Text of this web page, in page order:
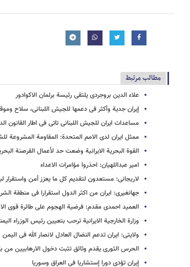
مطالب مرتبط
علاء الدین بروجردی یلتقی رئیسة برلمان الاکوادور
إیران جدیة وأکثر فی دعمها للجیش اللبنانی، سلاح
مساعدات ایران للجیش اللبنانی تاتی فی اطار القانون
ممثل ایران لدی الامم المتحدة: المقاومة المشروعة
القوة البحریة الایرانیة وضعت حد لأعمال القرصنة
امیر عبداللهیان: احذروا مؤامرات الاعداء
لاریجانی: مستعدون لتقدیم کل ما یعزز أمن واستقرار
جهانغیری: ایران من اکثر الدول استقرارا فی منطقة
العمید احمدی مقدم: فرضیة الهجوم علی طائرة قوی
وزارة الخارجیة الایرانیة ترحب بتعیین رئیس الوزراء
ولایتی: ایران تدعم النضال العادل لانصار الله فی الیمن
الحرس الثوری یقدم وثائق تثبت دخول الارهابیین من
إیران تؤدی دورا إستشاریا فی العراق وسوریا